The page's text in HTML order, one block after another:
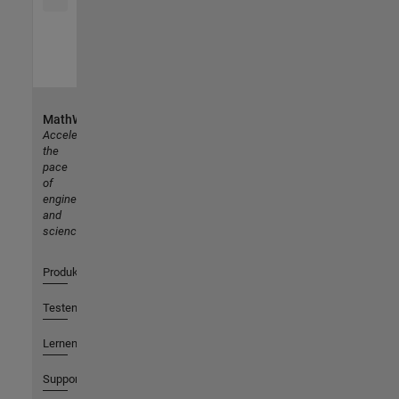
MathWorks
Accelerating
the
pace
of
engineering
and
science
Produkte
Testen oder Kaufen
Lernen
Support